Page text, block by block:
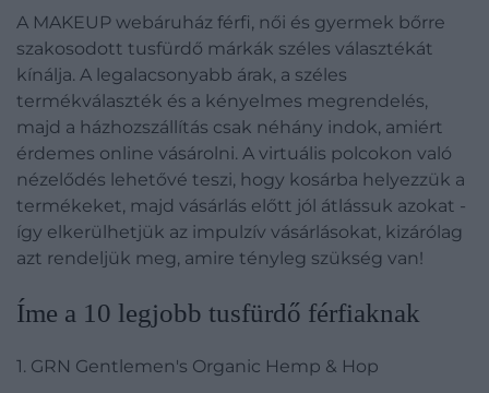
A MAKEUP webáruház férfi, női és gyermek bőrre
szakosodott tusfürdő márkák széles választékát
kínálja. A legalacsonyabb árak, a széles
termékválaszték és a kényelmes megrendelés,
majd a házhozszállítás csak néhány indok, amiért
érdemes online vásárolni. A virtuális polcokon való
nézelődés lehetővé teszi, hogy kosárba helyezzük a
termékeket, majd vásárlás előtt jól átlássuk azokat -
így elkerülhetjük az impulzív vásárlásokat, kizárólag
azt rendeljük meg, amire tényleg szükség van!
Íme a 10 legjobb tusfürdő férfiaknak
1. GRN Gentlemen's Organic Hemp & Hop